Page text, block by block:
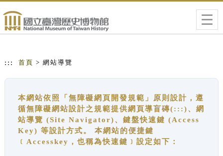
::: 首頁 > 網站導覽
本網站依照「無障礙網頁開發規範」原則設計，遵
循無障礙網站設計之規範提供網頁導盲磚(:::)、網
站導覽 (Site Navigator)、鍵盤快速鍵 (Access
Key) 等設計方式。 本網站的便捷鍵
﹝Accesskey，也稱為快速鍵﹞設定如下：